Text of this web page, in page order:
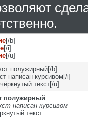
[/b]
[/i]
[/u]
полужирный[/b]
написан курсивом[/i]
текст[/u]
полужирный
написан курсивом
текст